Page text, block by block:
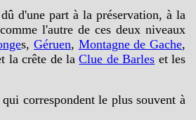
d'une part à la préservation, à la
l'autre de ces deux niveaux
s, Géruen, Montagne de Gache,
la crête de laClue de Barles et les
correspondent le plus souvent à